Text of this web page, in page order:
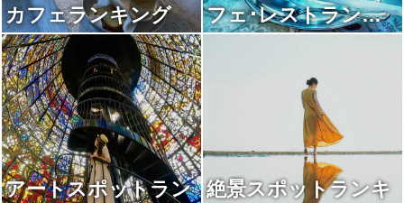
カフェランキング
フェ･レストランラ
ンキング
アートスポットラン
絶景スポットランキ